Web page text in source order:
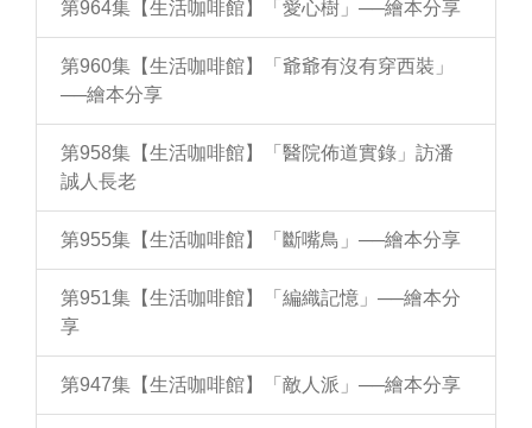
第964集【生活咖啡館】「愛心樹」──繪本分享
第960集【生活咖啡館】「爺爺有沒有穿西裝」
──繪本分享
第958集【生活咖啡館】「醫院佈道實錄」訪潘
誠人長老
第955集【生活咖啡館】「斷嘴鳥」──繪本分享
第951集【生活咖啡館】「編織記憶」──繪本分
享
第947集【生活咖啡館】「敵人派」──繪本分享